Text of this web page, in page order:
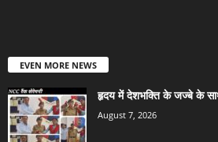
EVEN MORE NEWS
हृदय में देशभक्ति के जज्बे के साथ
August 7, 2026